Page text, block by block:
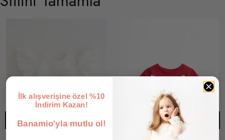
İlk alışverişine özel %10
İndirim Kazan!
Banamio'yla mutlu ol!